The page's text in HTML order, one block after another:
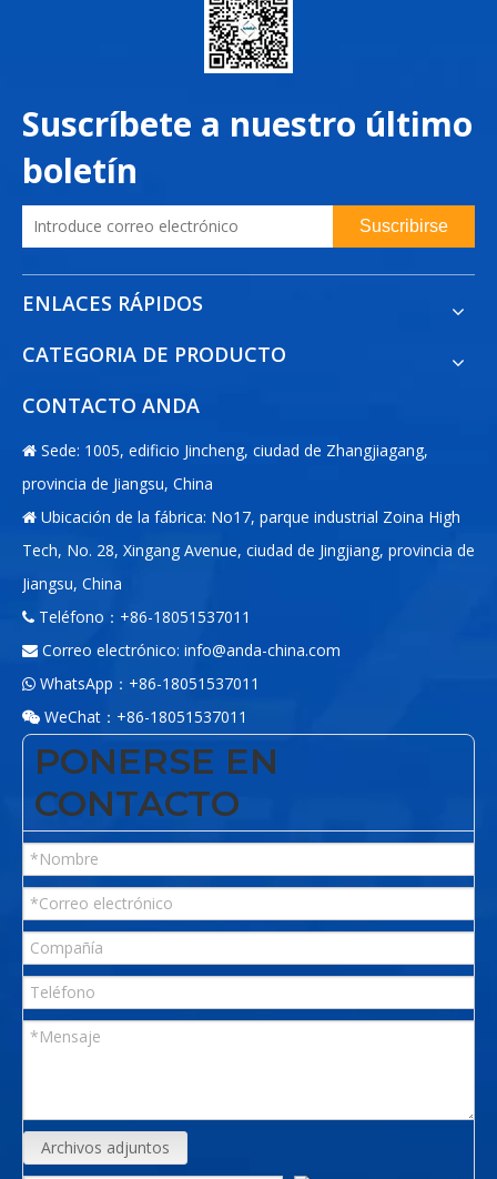
Suscríbete a nuestro último
boletín
Suscribirse
ENLACES RÁPIDOS
CATEGORIA DE PRODUCTO
CONTACTO ANDA
 Sede: 1005, edificio Jincheng, ciudad de Zhangjiagang,
provincia de Jiangsu, China
 Ubicación de la fábrica: No17, parque industrial Zoina High
Tech, No. 28, Xingang Avenue, ciudad de Jingjiang, provincia de
Jiangsu, China
 Teléfono：+86-18051537011
 Correo electrónico: info@anda-china.com
 WhatsApp：+86-18051537011
 WeChat：+86-18051537011
PONERSE EN
CONTACTO
Archivos adjuntos